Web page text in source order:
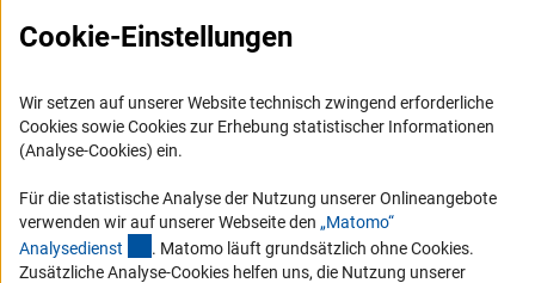
FAQ
Logo und Corporate Design
RSS-Feeds
Compliance
Vergabeverfahren
Barrierefreiheit
Cookie-Einstellungen
Wir setzen auf unserer Website technisch zwingend erforderliche
Cookies sowie Cookies zur Erhebung statistischer Informationen
(Analyse-Cookies) ein.
Für die statistische Analyse der Nutzung unserer Onlineangebote
verwenden wir auf unserer Webseite den „Matomo“
Analysedienst (externer Link)
. Matomo läuft grundsätzlich ohne Cookies.
Zusätzliche Analyse-Cookies helfen uns, die Nutzung unserer